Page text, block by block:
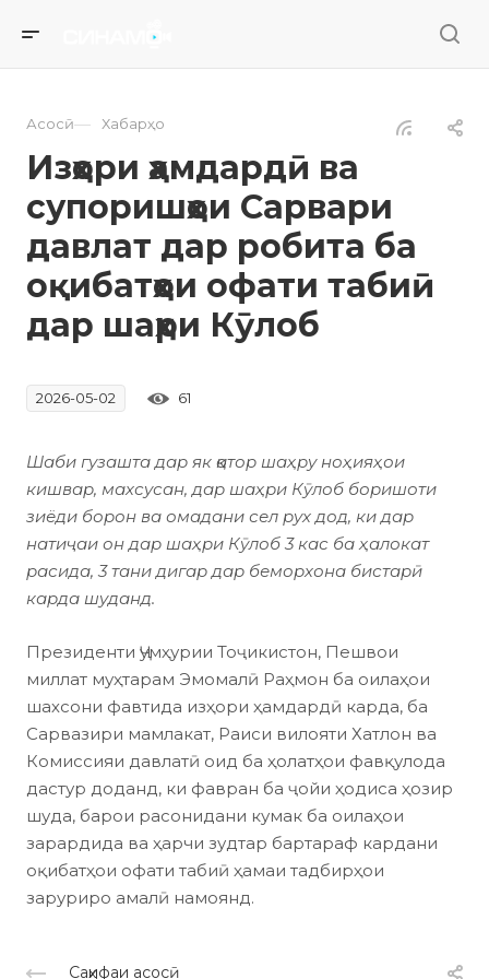
Асосӣ — Хабарҳо
Изҳори ҳамдардӣ ва
супоришҳои Сарвари
давлат дар робита ба
оқибатҳои офати табиӣ
дар шаҳри Кӯлоб
2026-05-02 61
Шаби гузашта дар як қатор шаҳру ноҳияҳои
кишвар, махсусан, дар шаҳри Кӯлоб боришоти
зиёди борон ва омадани сел рух дод, ки дар
натиҷаи он дар шаҳри Кӯлоб 3 кас ба ҳалокат
расида, 3 тани дигар дар беморхона бистарӣ
карда шуданд.
Президенти Ҷумҳурии Тоҷикистон, Пешвои
миллат муҳтарам Эмомалӣ Раҳмон ба оилаҳои
шахсони фавтида изҳори ҳамдардӣ карда, ба
Сарвазири мамлакат, Раиси вилояти Хатлон ва
Комиссияи давлатӣ оид ба ҳолатҳои фавқулода
дастур доданд, ки фавран ба ҷойи ҳодиса ҳозир
шуда, барои расонидани кумак ба оилаҳои
зарардида ва ҳарчи зудтар бартараф кардани
оқибатҳои офати табиӣ ҳамаи тадбирҳои
заруриро амалӣ намоянд.
Саҳифаи асосӣ